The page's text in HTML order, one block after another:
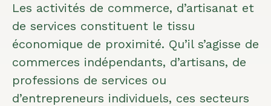
Les activités de commerce, d’artisanat et
de services constituent le tissu
économique de proximité. Qu’il s’agisse de
commerces indépendants, d’artisans, de
professions de services ou
d’entrepreneurs individuels, ces secteurs